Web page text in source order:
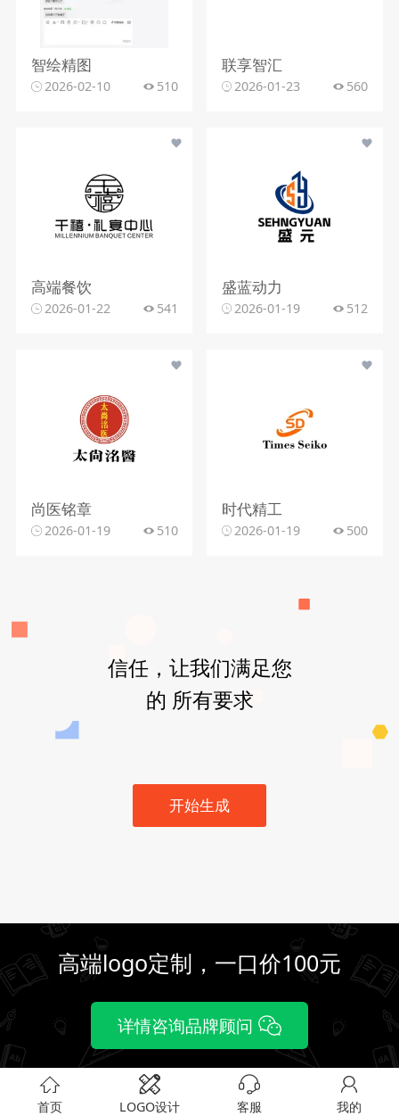
智绘精图
2026-02-10 510
联享智汇
2026-01-23 560
高端餐饮
2026-01-22 541
盛蓝动力
2026-01-19 512
尚医铭章
2026-01-19 510
时代精工
2026-01-19 500
信任，让我们满足您
的 所有要求
开始生成
高端logo定制，一口价100元
详情咨询品牌顾问
首页 LOGO设计 客服 我的